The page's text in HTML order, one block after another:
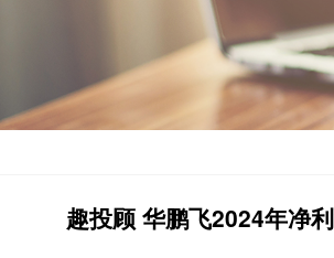
趣投顾 华鹏飞2024年净